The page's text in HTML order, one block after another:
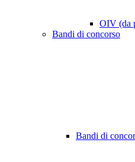
OIV (da
Bandi di concorso
Bandi di